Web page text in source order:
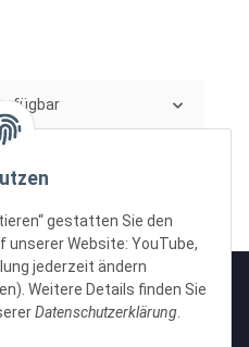
gestatten Sie den
unserer Website: YouTube,
jederzeit ändern
Weitere Details finden Sie
Datenschutzerklärung.